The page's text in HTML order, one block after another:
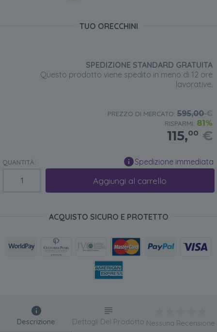
TUO ORECCHINI
SPEDIZIONE STANDARD GRATUITA
Questo prodotto viene spedito in meno di 12 ore
lavorative.
PREZZO DI MERCATO: 595,00€
RISPARMI: 81%
115,00 €
QUANTITÀ: Spedizione immediata
Aggiungi al carrello
ACQUISTO SICURO E PROTETTO
Descrizione Dettagli Del Prodotto Nessuna Recensione